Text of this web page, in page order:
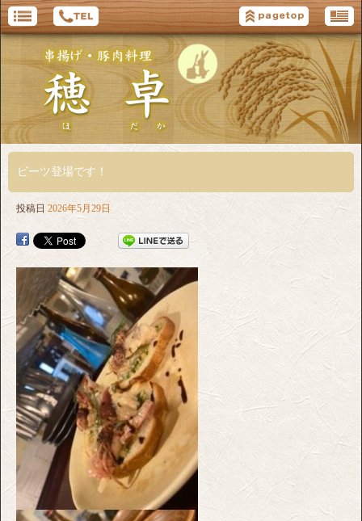
ビーツ登場です！
投稿日 2026年5月29日